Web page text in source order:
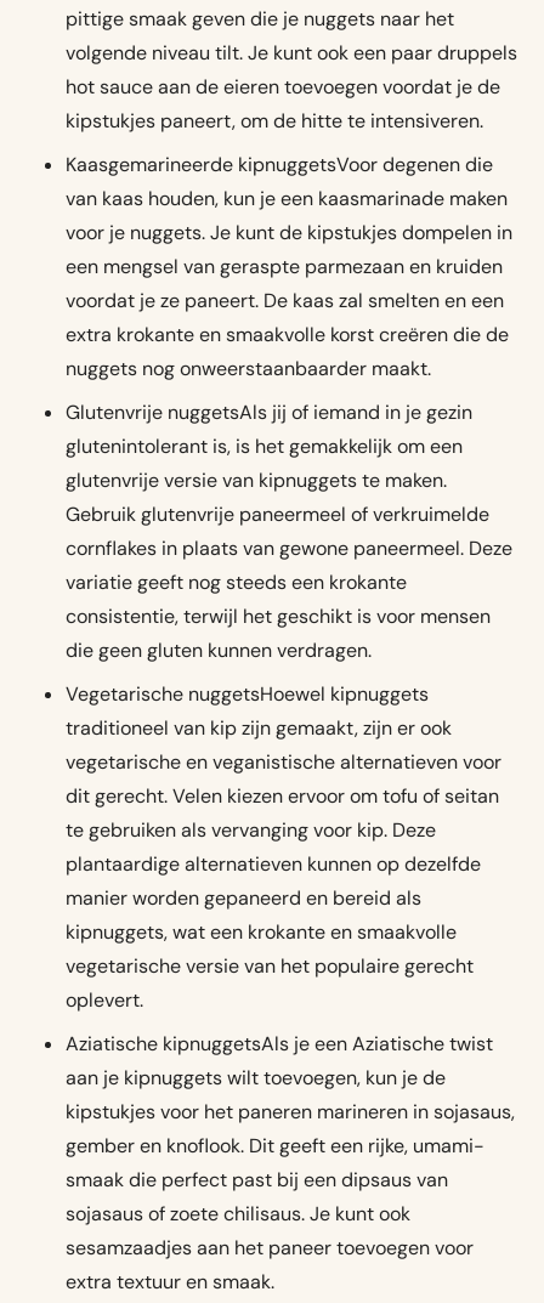
pittige smaak geven die je nuggets naar het
volgende niveau tilt. Je kunt ook een paar druppels
hot sauce aan de eieren toevoegen voordat je de
kipstukjes paneert, om de hitte te intensiveren.
Kaasgemarineerde kipnuggetsVoor degenen die
van kaas houden, kun je een kaasmarinade maken
voor je nuggets. Je kunt de kipstukjes dompelen in
een mengsel van geraspte parmezaan en kruiden
voordat je ze paneert. De kaas zal smelten en een
extra krokante en smaakvolle korst creëren die de
nuggets nog onweerstaanbaarder maakt.
Glutenvrije nuggetsAls jij of iemand in je gezin
glutenintolerant is, is het gemakkelijk om een
glutenvrije versie van kipnuggets te maken.
Gebruik glutenvrije paneermeel of verkruimelde
cornflakes in plaats van gewone paneermeel. Deze
variatie geeft nog steeds een krokante
consistentie, terwijl het geschikt is voor mensen
die geen gluten kunnen verdragen.
Vegetarische nuggetsHoewel kipnuggets
traditioneel van kip zijn gemaakt, zijn er ook
vegetarische en veganistische alternatieven voor
dit gerecht. Velen kiezen ervoor om tofu of seitan
te gebruiken als vervanging voor kip. Deze
plantaardige alternatieven kunnen op dezelfde
manier worden gepaneerd en bereid als
kipnuggets, wat een krokante en smaakvolle
vegetarische versie van het populaire gerecht
oplevert.
Aziatische kipnuggetsAls je een Aziatische twist
aan je kipnuggets wilt toevoegen, kun je de
kipstukjes voor het paneren marineren in sojasaus,
gember en knoflook. Dit geeft een rijke, umami-
smaak die perfect past bij een dipsaus van
sojasaus of zoete chilisaus. Je kunt ook
sesamzaadjes aan het paneer toevoegen voor
extra textuur en smaak.